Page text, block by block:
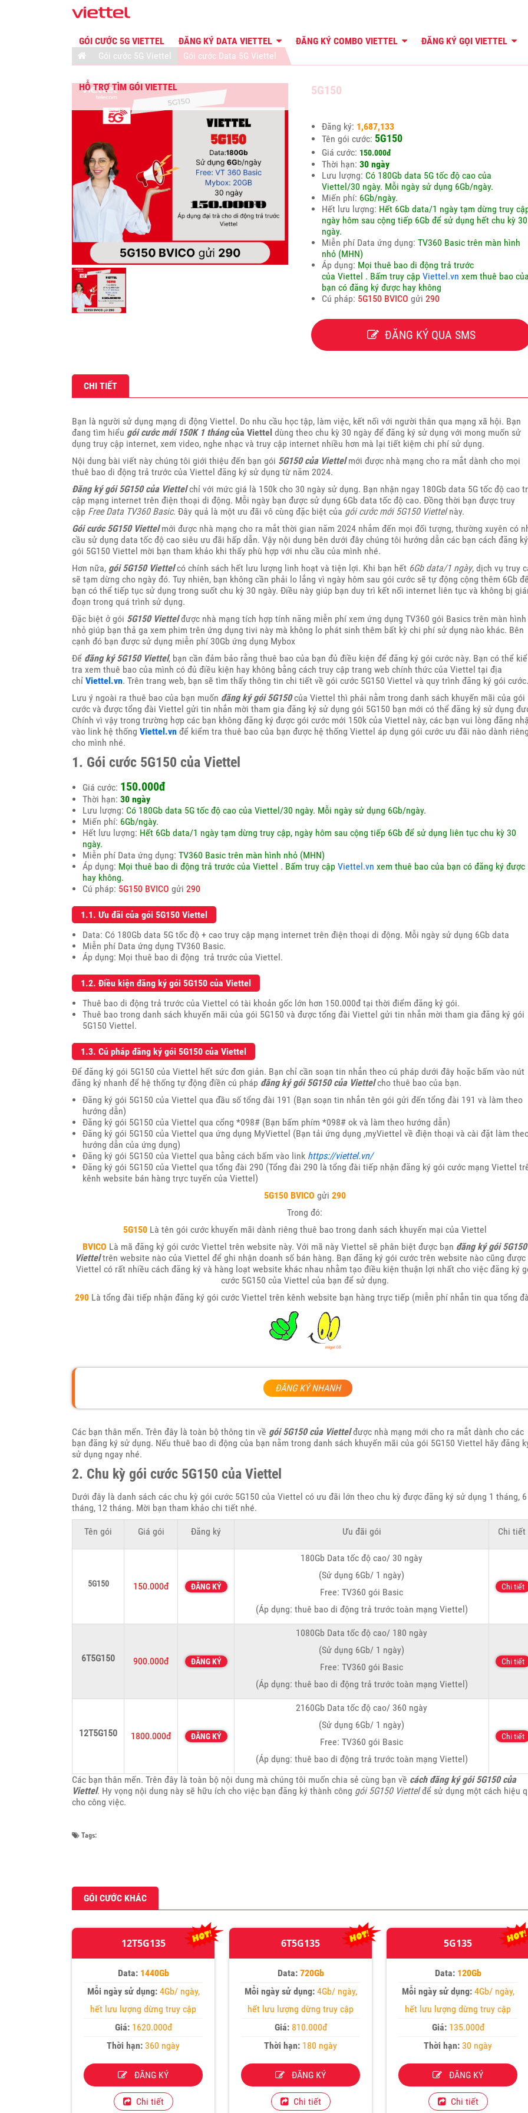
GÓI CƯỚC 5G VIETTEL ĐĂNG KÝ DATA VIETTEL ĐĂNG KÝ COMBO VIETTEL ĐĂNG KÝ GỌI VIETTEL
HỖ TRỢ TÌM GÓI VIETTEL
Gói cước 5G Viettel Gói cước Data 5G Viettel
5G150
Đăng ký: 1,687,133
Tên gói cước: 5G150
Giá cước: 150.000đ
Thời hạn: 30 ngày
Lưu lượng: Có 180Gb data 5G tốc độ cao của
Viettel/30 ngày. Mỗi ngày sử dụng 6Gb/ngày.
Miến phí: 6Gb/ngày.
Hết lưu lượng: Hết 6Gb data/1 ngày tạm dừng truy
ngày hôm sau cộng tiếp 6Gb để sử dụng hết chu kỳ 30
ngày.
Miễn phí Data ứng dụng: TV360 Basic trên màn hình
nhỏ (MHN)
Áp dụng: Mọi thuê bao di động trả trước
của Viettel . Bấm truy cập Viettel.vn xem thuê bao
bạn có đăng ký được hay không
Cú pháp: 5G150 BVICO gửi 290
ĐĂNG KÝ QUA SMS
CHI TIẾT
Bạn là người sử dụng mạng di động Viettel. Do nhu cầu học tập, làm việc, kết nối với người thân qua mạng xã hội. Bạn
đang tìm hiểu gói cước mới 150K 1 thángcủa Viettel dùng theo chu kỳ 30 ngày để đăng ký sử dụng với mong muốn sử
dụng truy cập internet, xem video, nghe nhạc và truy cập internet nhiều hơn mà lại tiết kiệm chi phí sử dụng.
Nội dung bài viết này chúng tôi giới thiệu đến bạn gói 5G150 của Viettelmới được nhà mạng cho ra mắt dành cho mọi
thuê bao di động trả trước của Viettel đăng ký sử dụng từ năm 2024.
Đăng ký gói 5G150 của Viettelchỉ với mức giá là 150k cho 30 ngày sử dụng. Bạn nhận ngay 180Gb data 5G tốc độ cao
cập mạng internet trên điện thoại di động. Mỗi ngày bạn được sử dụng 6Gb data tốc độ cao. Đồng thời bạn được truy
cập Free Data TV360 Basic. Đây quả là một ưu đãi vô cùng đặc biệt của gói cước mới 5G150 Viettelnày.
Gói cước 5G150 Viettelmới được nhà mạng cho ra mắt thời gian năm 2024 nhắm đến mọi đối tượng, thường xuyên có
cầu sử dụng data tốc độ cao siêu ưu đãi hấp dẫn. Vậy nội dung bên dưới đây chúng tôi hướng dẫn các bạn cách đăng ký
gói 5G150 Viettel mời bạn tham khảo khi thấy phù hợp với nhu cầu của mình nhé.
Hơn nữa, gói 5G150 Viettelcó chính sách hết lưu lượng linh hoạt và tiện lợi. Khi bạn hết 6Gb data/1 ngày, dịch vụ truy
sẽ tạm dừng cho ngày đó. Tuy nhiên, bạn không cần phải lo lắng vì ngày hôm sau gói cước sẽ tự động cộng thêm 6Gb
bạn có thể tiếp tục sử dụng trong suốt chu kỳ 30 ngày. Điều này giúp bạn duy trì kết nối internet liên tục và không bị
đoạn trong quá trình sử dụng.
Đặc biệt ở gói 5G150 Viettelđược nhà mạng tích hợp tính năng miễn phí xem ứng dụng TV360 gói Basics trên màn hình
nhỏ giúp bạn thả ga xem phim trên ứng dụng tivi này mà không lo phát sinh thêm bất kỳ chi phí sử dụng nào khác. Bên
cạnh đó bạn được sử dụng miễn phí 30Gb ứng dụng Mybox
Để đăng ký 5G150 Viettel, bạn cần đảm bảo rằng thuê bao của bạn đủ điều kiện để đăng ký gói cước này. Bạn có thể
tra xem thuê bao của mình có đủ điều kiện hay không bằng cách truy cập trang web chính thức của Viettel tại địa
chỉ Viettel.vn. Trên trang web, bạn sẽ tìm thấy thông tin chi tiết về gói cước 5G150 Viettel và quy trình đăng ký gói cước.
Lưu ý ngoài ra thuê bao của bạn muốn đăng ký gói 5G150của Viettel thì phải nằm trong danh sách khuyến mãi của gói
cước và được tổng đài Viettel gửi tin nhắn mời tham gia đăng ký sử dụng gói 5G150 bạn mới có thể đăng ký sử dụng
Chính vì vậy trong trường hợp các bạn không đăng ký được gói cước mới 150k của Viettel này, các bạn vui lòng đăng
vào link hệ thống Viettel.vn để kiểm tra thuê bao của bạn được hệ thống Viettel áp dụng gói cước ưu đãi nào dành
cho mình nhé.
1. Gói cước 5G150 của Viettel
Giá cước: 150.000đ
Thời hạn: 30 ngày
Lưu lượng: Có 180Gb data 5G tốc độ cao của Viettel/30 ngày. Mỗi ngày sử dụng 6Gb/ngày.
Miến phí: 6Gb/ngày.
Hết lưu lượng: Hết 6Gb data/1 ngày tạm dừng truy cập, ngày hôm sau cộng tiếp 6Gb để sử dụng liên tục chu kỳ 30
ngày.
Miễn phí Data ứng dụng: TV360 Basic trên màn hình nhỏ (MHN)
Áp dụng: Mọi thuê bao di động trả trước của Viettel . Bấm truy cập Viettel.vn xem thuê bao của bạn có đăng ký được
hay không.
Cú pháp: 5G150 BVICO gửi 290
1.1. Ưu đãi của gói 5G150 Viettel
Data: Có 180Gb data 5G tốc độ + cao truy cập mạng internet trên điện thoại di động. Mỗi ngày sử dụng 6Gb data
Miễn phí Data ứng dụng TV360 Basic.
Áp dụng: Mọi thuê bao di động trả trước của Viettel.
1.2. Điều kiện đăng ký gói 5G150 của Viettel
Thuê bao di động trả trước của Viettel có tài khoản gốc lớn hơn 150.000đ tại thời điểm đăng ký gói.
Thuê bao trong danh sách khuyến mãi của gói 5G150 và được tổng đài Viettel gửi tin nhắn mời tham gia đăng ký gói
5G150 Viettel.
1.3. Cú pháp đăng ký gói 5G150 của Viettel
Để đăng ký gói 5G150 của Viettel hết sức đơn giản. Bạn chỉ cần soạn tin nhắn theo cú pháp dưới đây hoặc bấm vào nút
đăng ký nhanh để hệ thống tự động điền cú pháp đăng ký gói 5G150 của Viettelcho thuê bao của bạn.
Đăng ký gói 5G150 của Viettel qua đầu số tổng đài 191 (Bạn soạn tin nhắn tên gói gửi đến tổng đài 191 và làm theo
hướng dẫn)
Đăng ký gói 5G150 của Viettel qua cổng *098# (Bạn bấm phím *098# ok và làm theo hướng dẫn)
Đăng ký gói 5G150 của Viettel qua ứng dụng MyViettel (Bạn tải ứng dụng ,myViettel về điện thoại và cài đặt làm
hướng dẫn của ứng dụng)
Đăng ký gói 5G150 của Viettel qua bằng cách bấm vào link https://viettel.vn/
Đăng ký gói 5G150 của Viettel qua tổng đài 290 (Tổng đài 290 là tổng đài tiếp nhận đăng ký gói cước mạng Viettel
kênh website bán hàng trực tuyến của Viettel)
5G150 BVICO gửi 290
Trong đó:
5G150Là tên gói cước khuyến mãi dành riêng thuê bao trong danh sách khuyến mại của Viettel
BVICO Là mã đăng ký gói cước Viettel trên website này. Với mã này Viettel sẽ phân biệt được bạn đăng ký gói 5G150
Vietteltrên website nào của Viettel để ghi nhận doanh số bán hàng. Bạn đăng ký gói cước trên website nào cũng được
Viettel có rất nhiều cách đăng ký và hàng loạt website khác nhau nhằm tạo điều kiện thuận lợi nhất cho việc đăng ký
cước 5G150 của Viettel của bạn để sử dụng.
290 Là tổng đài tiếp nhận đăng ký gói cước Viettel trên kênh website bạn hàng trực tiếp (miễn phí nhắn tin qua tổng
ĐĂNG KÝ NHANH
Các bạn thân mến. Trên đây là toàn bộ thông tin về gói 5G150 của Viettelđược nhà mạng mới cho ra mắt dành cho các
bạn đăng ký sử dụng. Nếu thuê bao di động của bạn nằm trong danh sách khuyến mãi của gói 5G150 Viettel hãy đăng
sử dụng ngay nhé.
2. Chu kỳ gói cước 5G150 của Viettel
Dưới đây là danh sách các chu kỳ gói cước 5G150 của Viettel có ưu đãi lớn theo chu kỳ được đăng ký sử dụng 1 tháng, 6
tháng, 12 tháng. Mời bạn tham khảo chi tiết nhé.
Tên gói Giá gói Đăng ký Ưu đãi gói Chi tiết
5G150 150.000đ ĐĂNG KÝ
180Gb Data tốc độ cao/ 30 ngày
(Sử dụng 6Gb/ 1 ngày)
Free: TV360 gói Basic
(Áp dụng: thuê bao di động trả trước toàn mạng Viettel)
Chi tiết
6T5G150 900.000đ ĐĂNG KÝ
1080Gb Data tốc độ cao/ 180 ngày
(Sử dụng 6Gb/ 1 ngày)
Free: TV360 gói Basic
(Áp dụng: thuê bao di động trả trước toàn mạng Viettel)
Chi tiết
12T5G150 1800.000đ ĐĂNG KÝ
2160Gb Data tốc độ cao/ 360 ngày
(Sử dụng 6Gb/ 1 ngày)
Free: TV360 gói Basic
(Áp dụng: thuê bao di động trả trước toàn mạng Viettel)
Chi tiết
Các bạn thân mến. Trên đây là toàn bộ nội dung mà chúng tôi muốn chia sẻ cùng bạn về cách đăng ký gói 5G150 của
Viettel. Hy vọng nội dung này sẽ hữu ích cho việc bạn đăng ký thành công gói 5G150 Viettelđể sử dụng một cách hiệu
cho công việc.
Tags:
GÓI CƯỚC KHÁC
12T5G135
Data: 1440Gb
Mỗi ngày sử dụng: 4Gb/ ngày,
hết lưu lượng dừng truy cập
Giá: 1620.000đ
Thời hạn: 360 ngày
ĐĂNG KÝ
Chi tiết
6T5G135
Data: 720Gb
Mỗi ngày sử dụng: 4Gb/ ngày,
hết lưu lượng dừng truy cập
Giá: 810.000đ
Thời hạn: 180 ngày
ĐĂNG KÝ
Chi tiết
5G135
Data:120Gb
Mỗi ngày sử dụng: 4Gb/ ngày,
hết lưu lượng dừng truy cập
Giá: 135.000đ
Thời hạn: 30 ngày
ĐĂNG KÝ
Chi tiết